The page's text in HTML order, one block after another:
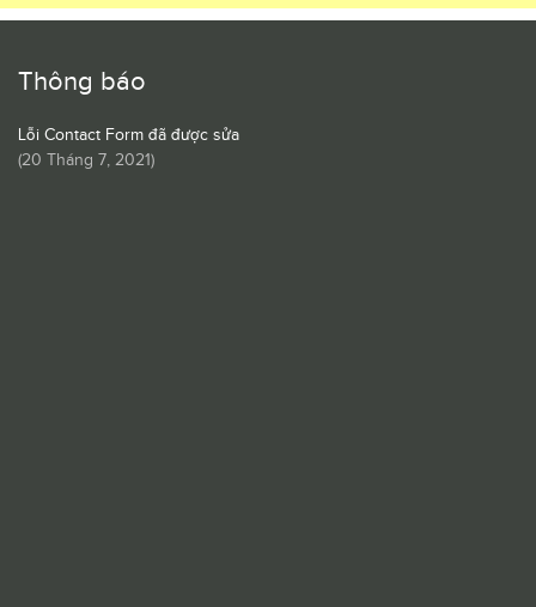
Thông báo
Lỗi Contact Form đã được sửa
(20 Tháng 7, 2021)